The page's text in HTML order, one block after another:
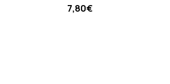
7,80€